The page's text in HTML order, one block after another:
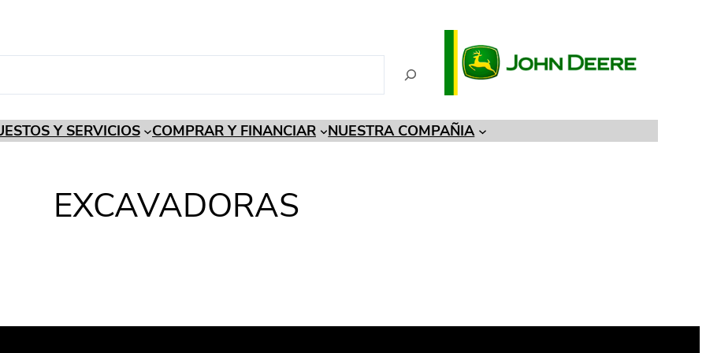
Y SERVICIOS COMPRAR Y FINANCIAR NUESTRA COMPAÑIA
EXCAVADORAS